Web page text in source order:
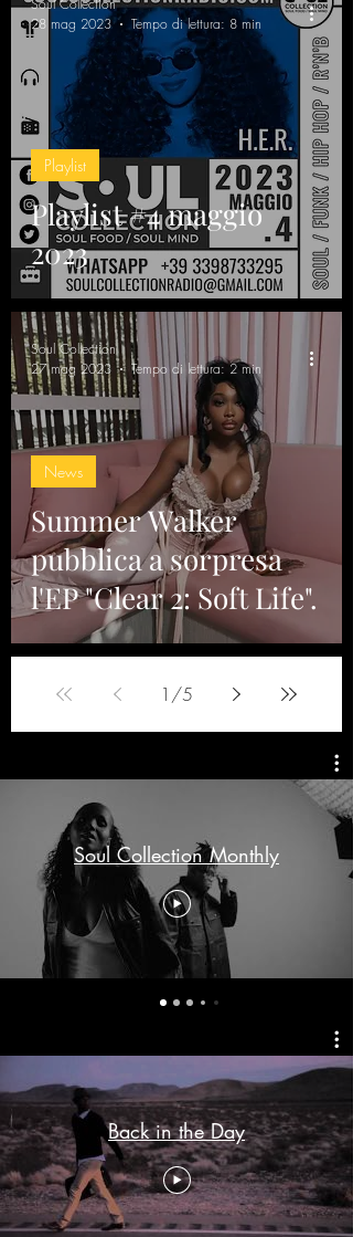
Playlist #4 maggio
2023
Playlist
Soul Collection
28 mag 2023
Tempo di lettura: 8 min
Summer Walker
pubblica a sorpresa
l'EP "Clear 2: Soft Life".
News
Soul Collection
27 mag 2023
Tempo di lettura: 2 min
1 /5
Soul Collection Monthly
Back in the Day